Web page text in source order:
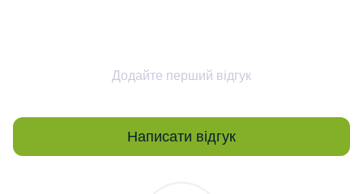
Додайте перший відгук
Написати відгук